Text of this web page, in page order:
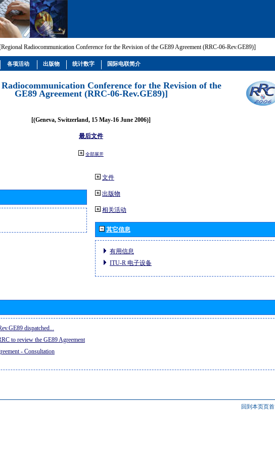
Radiocommunication Conference for the Revision of the GE89 Agreement (RRC-06-Rev.GE89)]
Conference for the Revision of the
GE89 Agreement (RRC-06-Rev.GE89)]
[(Geneva, Switzerland, 15 May-16 June 2006)]
最后文件
全部展开
文件
出版物
相关活动
其它信息
有用信息
ITU-R 电子设备
dispatched...
to review the GE89 Agreement
- Consultation
回到本页页首
各项活动 出版物 统计数字 国际电联简介